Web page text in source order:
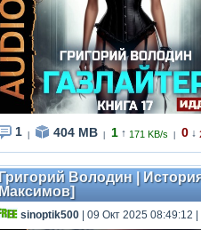
1 404 MB 1 ↑ 171 KB/s 0 ↓
Григорий Володин |
Максимов]
sinoptik500 | 09 Окт 2025 08:49:12